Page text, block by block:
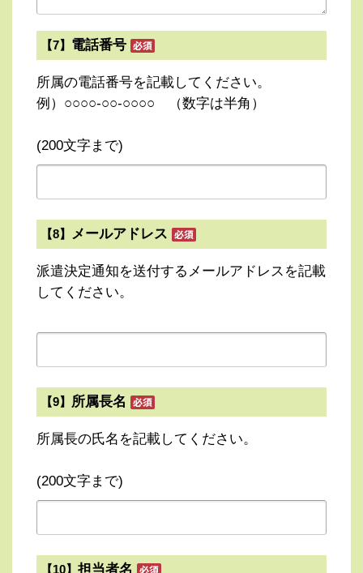
【7】 電話番号
所属の電話番号を記載してください。
例）○○○○-○○-○○○○ （数字は半角）
(200文字まで)
【8】 メールアドレス
派遣決定通知を送付するメールアドレスを記載
してください。
【9】 所属長名
所属長の氏名を記載してください。
(200文字まで)
【10】 担当者名